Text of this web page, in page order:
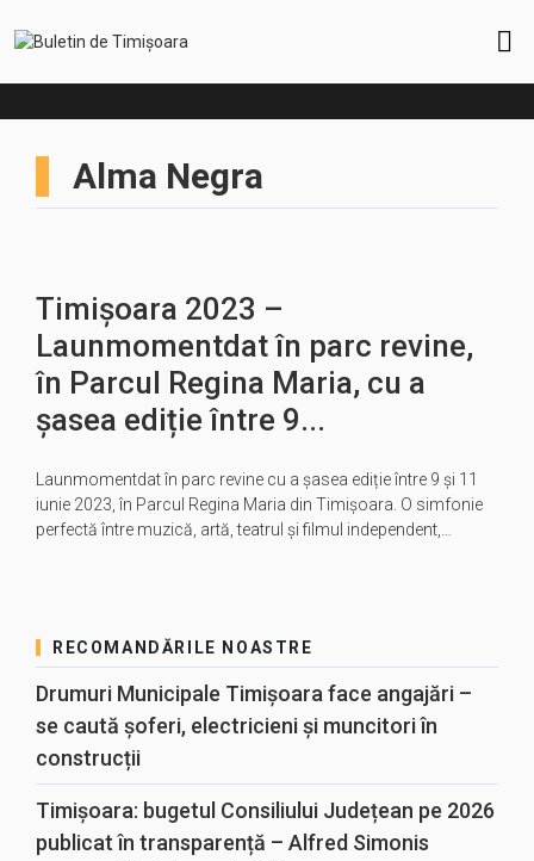
Alma Negra
Timișoara 2023 –
Launmomentdat în parc revine,
în Parcul Regina Maria, cu a
șasea ediție între 9...
Launmomentdat în parc revine cu a șasea ediție între 9 şi 11
iunie 2023, în Parcul Regina Maria din Timişoara. O simfonie
perfectă între muzică, artă, teatrul și filmul independent,…
RECOMANDĂRILE NOASTRE
Drumuri Municipale Timișoara face angajări –
se caută șoferi, electricieni și muncitori în
construcții
Timișoara: bugetul Consiliului Județean pe 2026
publicat în transparență – Alfred Simonis